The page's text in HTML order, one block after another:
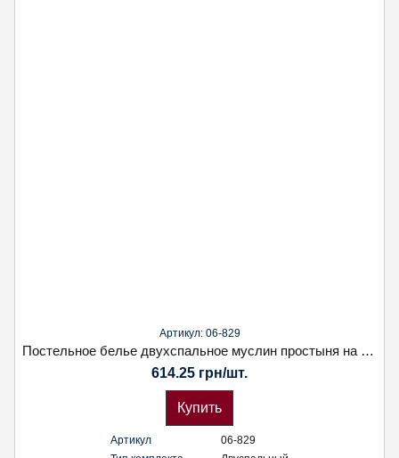
Артикул: 06-829
Постельное белье двухспальное муслин простыня на резинке. Наволочка 50х70. Koloco
614.25 грн/шт.
Купить
Артикул
06-829